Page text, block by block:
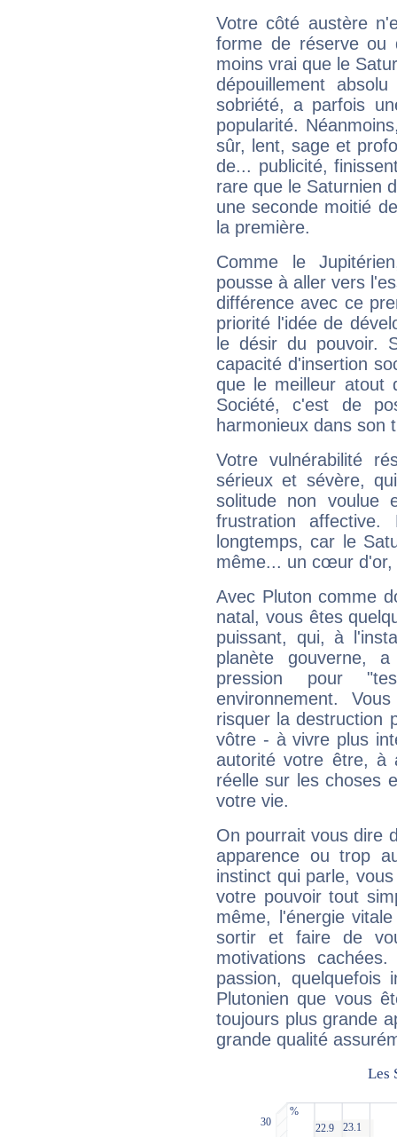
Votre côté austère
forme de réserve
moins vrai que le
dépouillement
sobriété, a parfois
popularité.
sûr, lent, sage et
de... publicité,
rare que le Saturnien
une seconde moitié
la première.
Comme le
pousse à aller vers
différence avec ce
priorité l'idée de
le désir du pouvoir.
capacité d'insertion
que le meilleur atout
Société, c'est de
harmonieux dans son
Votre vulnérabilité
sérieux et sévère,
solitude non voulue
frustration
longtemps, car le
même... un cœur d'or,
Avec Pluton comme
natal, vous êtes
puissant, qui, à
planète gouverne,
pression pour
environnement.
risquer la destruction
vôtre - à vivre plus
autorité votre être, à
réelle sur les choses
votre vie.
On pourrait vous dire
apparence ou trop
instinct qui parle,
votre pouvoir tout
même, l'énergie
sortir et faire de
motivations
passion, quelquefois
Plutonien que vous
toujours plus grande
grande qualité